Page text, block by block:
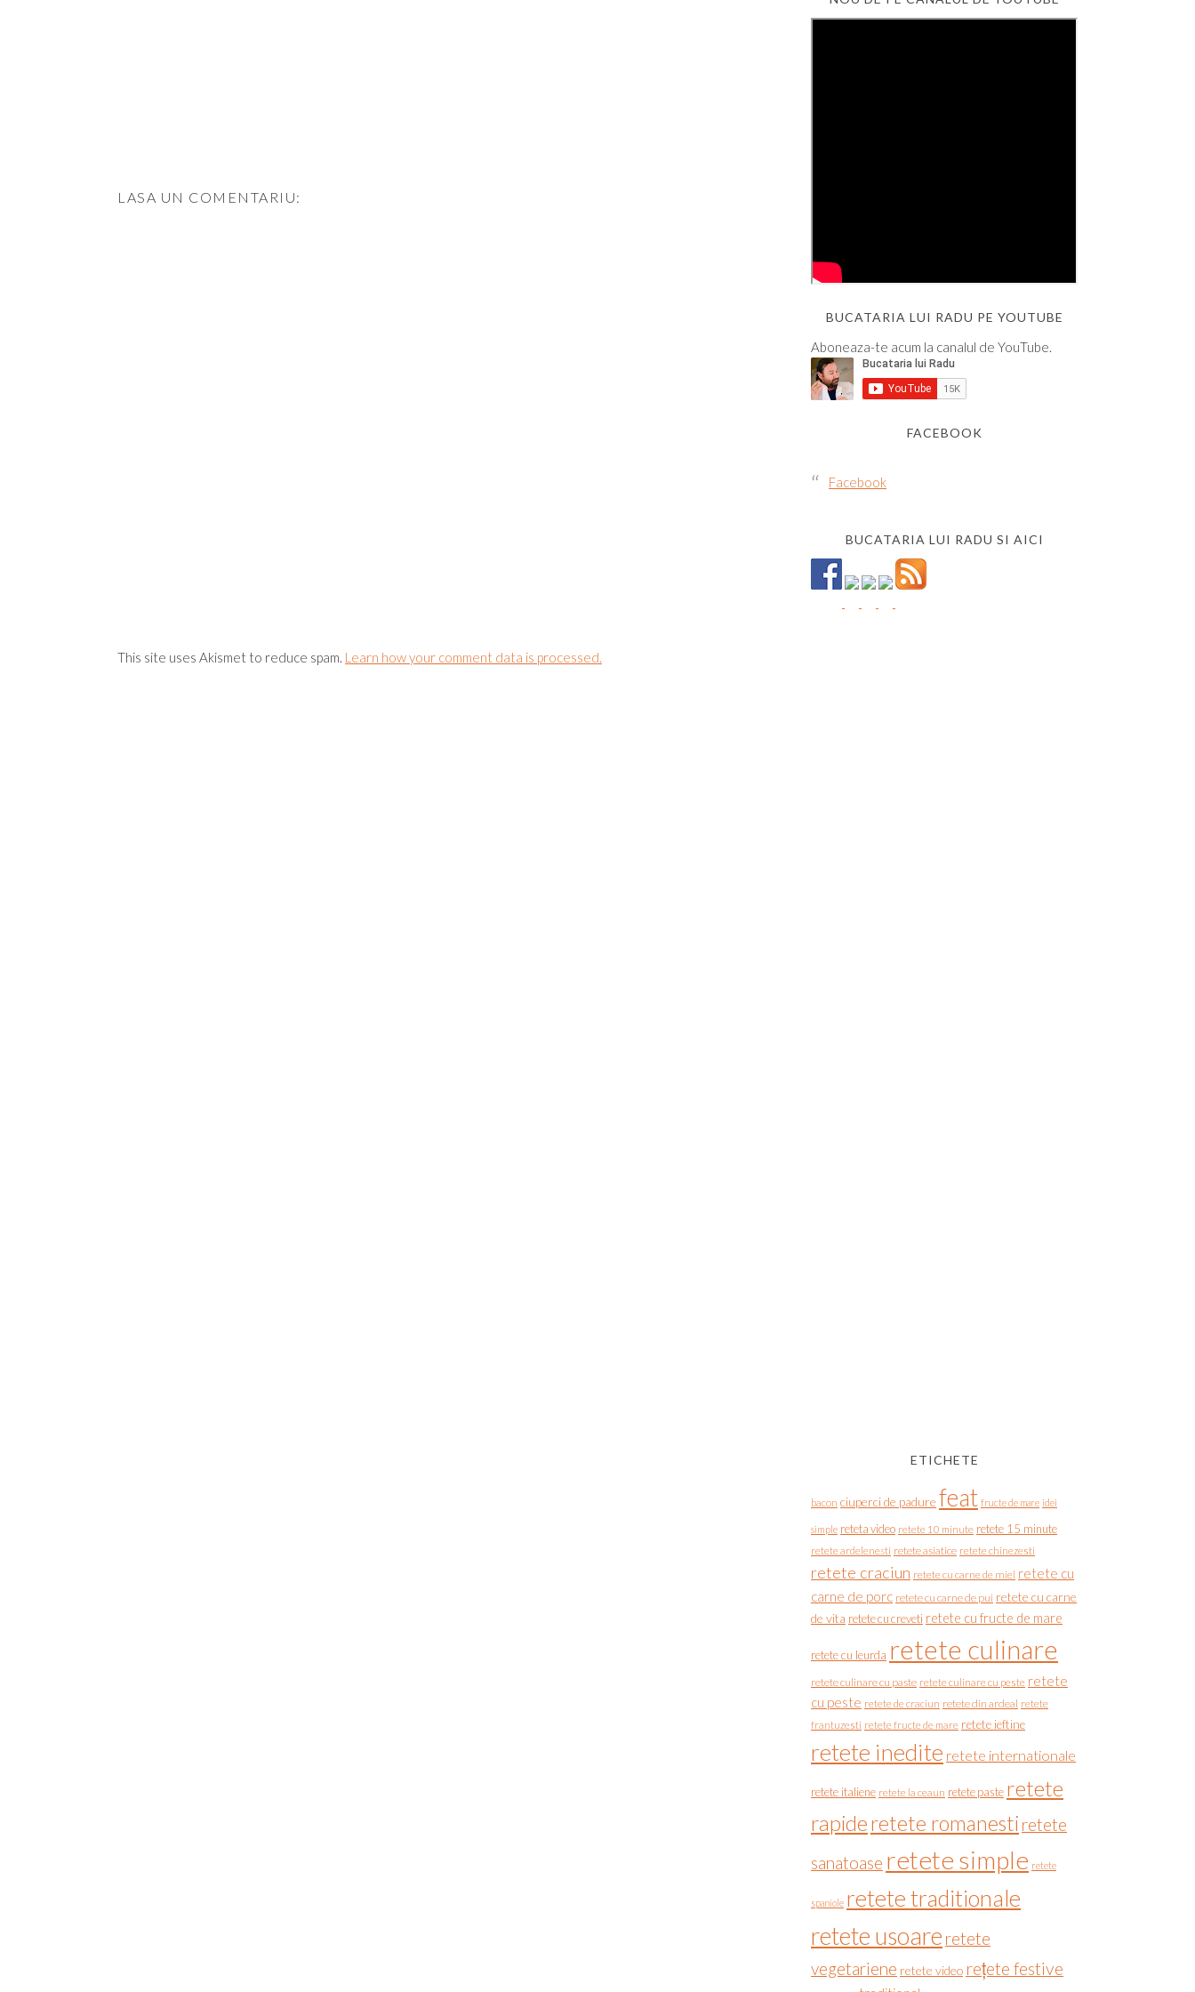
LASA UN COMENTARIU:
This site uses Akismet to reduce spam. Learn how your comment data is processed.
BUCATARIA LUI RADU PE YOUTUBE
Aboneaza-te acum la canalul de YouTube.
FACEBOOK
Facebook
BUCATARIA LUI RADU SI AICI
ETICHETE
bacon ciuperci de padure feat fructe de mare idei
simple reteta video retete 10 minute retete 15 minute
retete ardelenesti retete asiatice retete chinezesti
retete craciun retete cu carne de miel retete cu
carne de porc retete cu carne de pui retete cu carne
de vita retete cu creveti retete cu fructe de mare
retete cu leurda retete culinare
retete culinare cu paste retete culinare cu peste retete
cu peste retete de craciun retete din ardeal retete
frantuzesti retete fructe de mare retete ieftine
retete inedite retete internationale
retete italiene retete la ceaun retete paste retete
rapideretete romanesti retete
sanatoase retete simple retete
spaniole retete traditionale
retete usoare retete
vegetariene retete video rețete festive